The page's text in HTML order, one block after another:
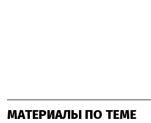
МАТЕРИАЛЫ ПО ТЕМЕ